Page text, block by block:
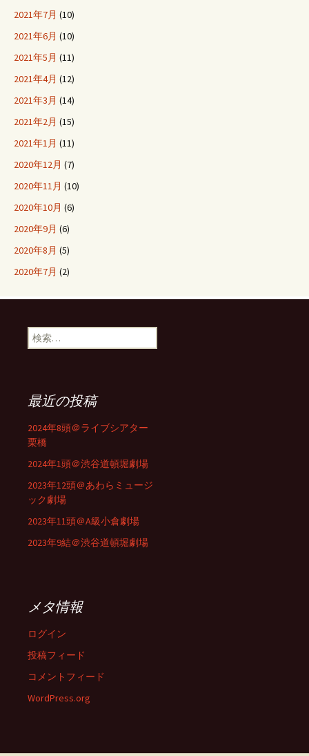
2021年7月 (10)
2021年6月 (10)
2021年5月 (11)
2021年4月 (12)
2021年3月 (14)
2021年2月 (15)
2021年1月 (11)
2020年12月 (7)
2020年11月 (10)
2020年10月 (6)
2020年9月 (6)
2020年8月 (5)
2020年7月 (2)
検
索:
最近の投稿
2024年8頭＠ライブシアター
栗橋
2024年1頭＠渋谷道頓堀劇場
2023年12頭＠あわらミュージ
ック劇場
2023年11頭＠A級小倉劇場
2023年9結＠渋谷道頓堀劇場
メタ情報
ログイン
投稿フィード
コメントフィード
WordPress.org